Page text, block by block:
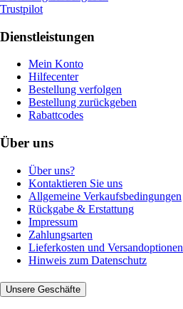
Trustpilot
Dienstleistungen
Mein Konto
Hilfecenter
Bestellung verfolgen
Bestellung zurückgeben
Rabattcodes
Über uns
Über uns?
Kontaktieren Sie uns
Allgemeine Verkaufsbedingungen
Rückgabe & Erstattung
Impressum
Zahlungsarten
Lieferkosten und Versandoptionen
Hinweis zum Datenschutz
Unsere Geschäfte